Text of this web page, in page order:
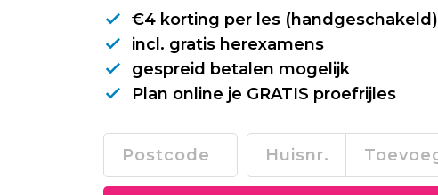
€4 korting per les (handgeschakeld)
incl. gratis herexamens
gespreid betalen mogelijk
Plan online je GRATIS proefrijles